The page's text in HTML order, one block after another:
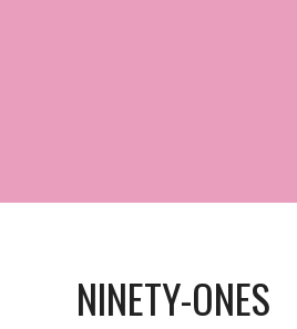
NINETY-ONES